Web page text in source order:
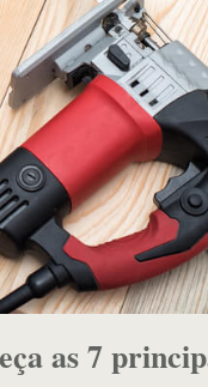
as 7